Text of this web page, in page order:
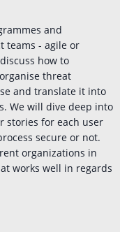
and
teams - agile or
how to
threat
and translate it into
We will dive deep into
stories for each user
secure or not.
organizations in
works well in regards